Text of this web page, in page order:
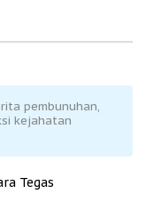
pembunuhan,
kejahatan
Tegas